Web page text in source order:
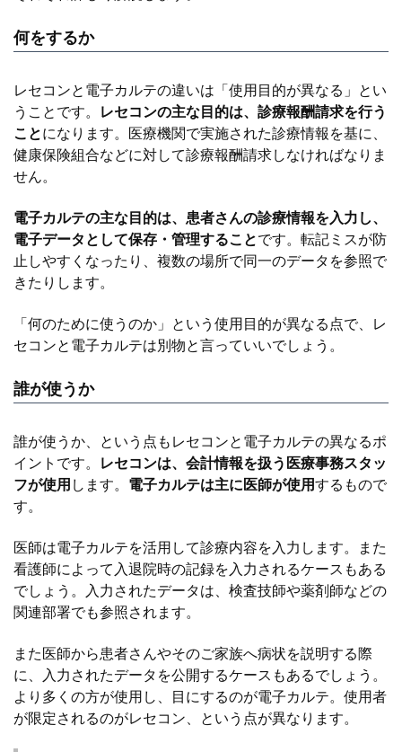
何をするか
レセコンと電子カルテの違いは「使用目的が異なる」とい
うことです。 レセコンの主な目的は、診療報酬請求を行う
ことになります。医療機関で実施された診療情報を基に、
健康保険組合などに対して診療報酬請求しなければなりま
せん。
電子カルテの主な目的は、患者さんの診療情報を入力し、
電子データとして保存・管理することです。転記ミスが防
止しやすくなったり、複数の場所で同一のデータを参照で
きたりします。
「何のために使うのか」という使用目的が異なる点で、レ
セコンと電子カルテは別物と言っていいでしょう。
誰が使うか
誰が使うか、という点もレセコンと電子カルテの異なるポ
イントです。 レセコンは、会計情報を扱う医療事務スタッ
フが使用 します。 電子カルテは主に医師が使用するもので
す。
医師は電子カルテを活用して診療内容を入力します。また
看護師によって入退院時の記録を入力されるケースもある
でしょう。入力されたデータは、検査技師や薬剤師などの
関連部署でも参照されます。
また医師から患者さんやそのご家族へ病状を説明する際
に、入力されたデータを公開するケースもあるでしょう。
より多くの方が使用し、目にするのが電子カルテ。使用者
が限定されるのがレセコン、という点が異なります。